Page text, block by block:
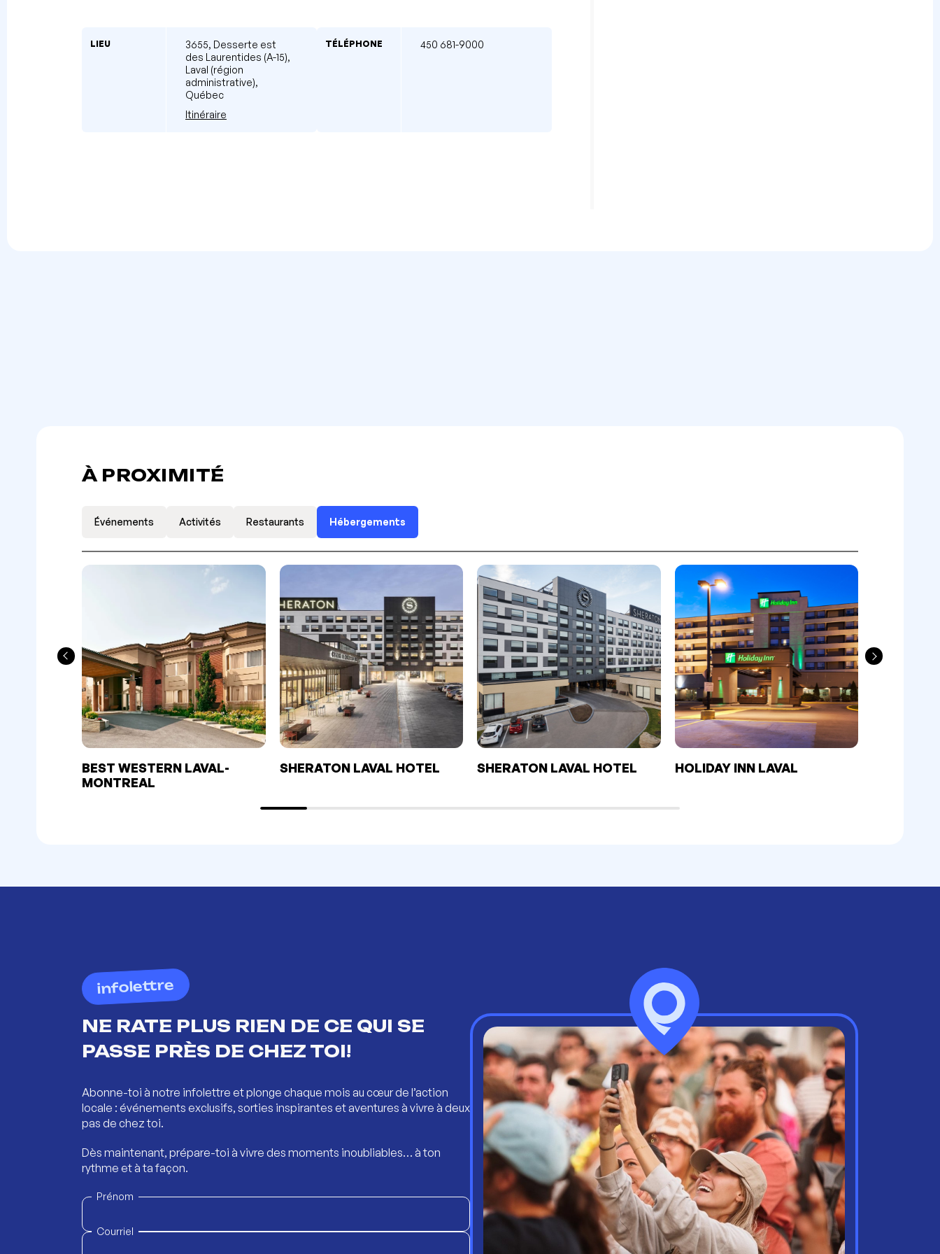
LIEU
3655, Desserte est
des Laurentides (A-15),
Laval (région
administrative),
Québec
Itinéraire
TÉLÉPHONE 450 681-9000
À PROXIMITÉ
Événements Activités Restaurants Hébergements
BEST WESTERN LAVAL-
MONTREAL
SHERATON LAVAL HOTEL SHERATON LAVAL HOTEL HOLIDAY INN LAVAL
infolettre
NE RATE PLUS RIEN DE CE QUI SE
PASSE PRÈS DE CHEZ TOI!
Abonne-toi à notre infolettre et plonge chaque mois au cœur de l’action
locale : événements exclusifs, sorties inspirantes et aventures à vivre à deux
pas de chez toi.
Dès maintenant, prépare-toi à vivre des moments inoubliables… à ton
rythme et à ta façon.
Prénom
Courriel